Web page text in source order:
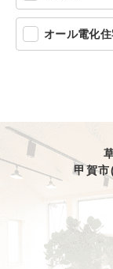
オール電化
甲賀